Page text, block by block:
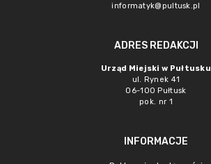
informatyk@pultusk.pl
ADRES REDAKCJI
Urząd Miejski w Pułtusku
ul. Rynek 41
06-100 Pułtusk
pok. nr 1
INFORMACJE